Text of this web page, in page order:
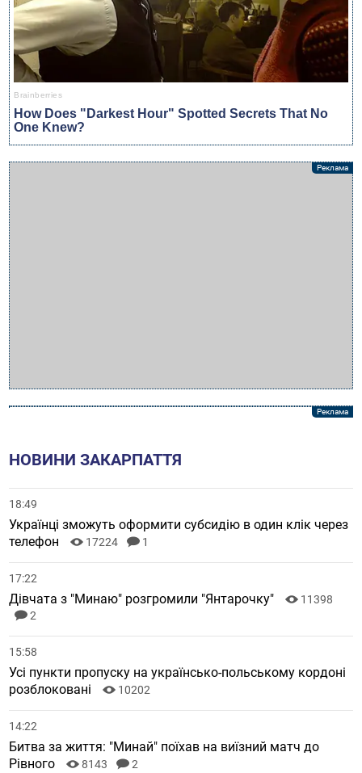
НОВИНИ ЗАКАРПАТТЯ
18:49
Українці зможуть оформити субсидію в один клік через
телефон
17224 1
17:22
Дівчата з "Минаю" розгромили "Янтарочку"
11398
2
15:58
Усі пункти пропуску на українсько-польському кордоні
розблоковані
10202
14:22
Битва за життя: "Минай" поїхав на виїзний матч до
Рівного
8143 2